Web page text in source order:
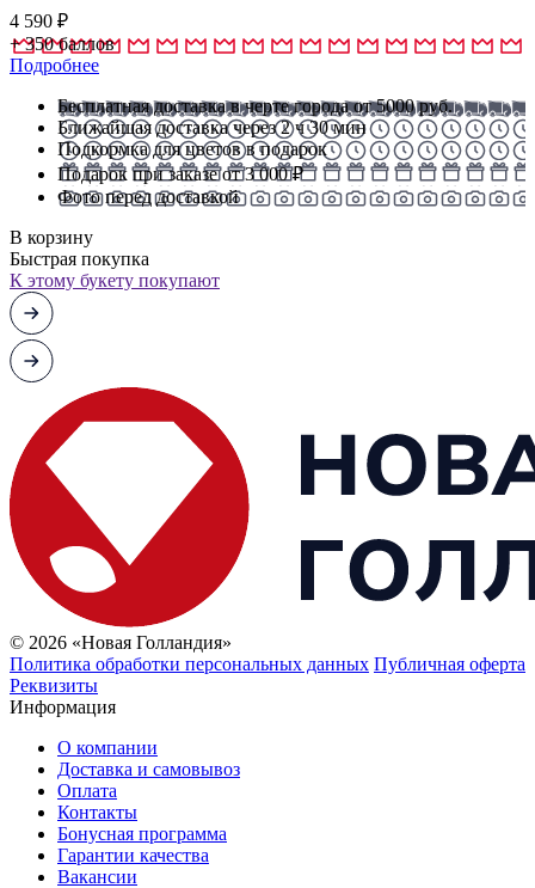
4 590 ₽
+350баллов
Подробнее
Бесплатная доставка в черте города от 5000 руб.
Ближайшая доставка через 2 ч 30 мин
Подкормка для цветов в подарок
Подарок при заказе от 3 000 ₽
Фото перед доставкой
В корзину
Быстрая покупка
К этому букету покупают
© 2026 «Новая Голландия»
Политика обработки персональных данных Публичная оферта
Реквизиты
Информация
О компании
Доставка и самовывоз
Оплата
Контакты
Бонусная программа
Гарантии качества
Вакансии